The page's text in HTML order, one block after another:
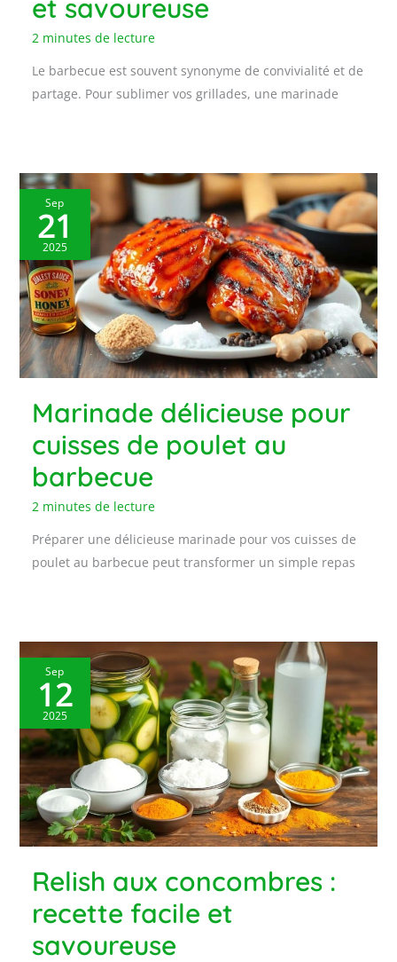
et savoureuse
2 minutes de lecture
Le barbecue est souvent synonyme de convivialité et de
partage. Pour sublimer vos grillades, une marinade
Sep
21
2025
Marinade délicieuse pour
cuisses de poulet au
barbecue
2 minutes de lecture
Préparer une délicieuse marinade pour vos cuisses de
poulet au barbecue peut transformer un simple repas
Sep
12
2025
Relish aux concombres :
recette facile et
savoureuse